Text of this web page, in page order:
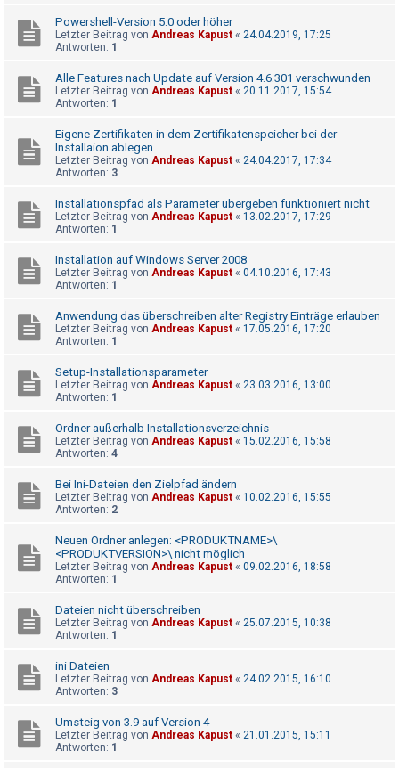
w
o
r
t
e
h
e
e
n
A
k
v
e
m
e
S
u
c
e
Powershell-Version 5.0 oder höher
Letzter Beitrag von Andreas Kapust « 24.04.2019, 17:25
Antworten: 1
Alle Features nach Update auf Version 4.6.301 verschwunden
Letzter Beitrag von Andreas Kapust « 20.11.2017, 15:54
Antworten: 1
Eigene Zertifikaten in dem Zertifikatenspeicher bei der
Installaion ablegen
Letzter Beitrag von Andreas Kapust « 24.04.2017, 17:34
Antworten: 3
Installationspfad als Parameter übergeben funktioniert nicht
Letzter Beitrag von Andreas Kapust « 13.02.2017, 17:29
Antworten: 1
Installation auf Windows Server 2008
Letzter Beitrag von Andreas Kapust « 04.10.2016, 17:43
Antworten: 1
Anwendung das überschreiben alter Registry Einträge erlauben
Letzter Beitrag von Andreas Kapust « 17.05.2016, 17:20
Antworten: 1
Setup-Installationsparameter
Letzter Beitrag von Andreas Kapust « 23.03.2016, 13:00
Antworten: 1
Ordner außerhalb Installationsverzeichnis
Letzter Beitrag von Andreas Kapust « 15.02.2016, 15:58
Antworten: 4
Bei Ini-Dateien den Zielpfad ändern
Letzter Beitrag von Andreas Kapust « 10.02.2016, 15:55
Antworten: 2
Neuen Ordner anlegen: <PRODUKTNAME>\
<PRODUKTVERSION>\ nicht möglich
Letzter Beitrag von Andreas Kapust « 09.02.2016, 18:58
Antworten: 1
Dateien nicht überschreiben
Letzter Beitrag von Andreas Kapust « 25.07.2015, 10:38
Antworten: 1
ini Dateien
Letzter Beitrag von Andreas Kapust « 24.02.2015, 16:10
Antworten: 3
Umsteig von 3.9 auf Version 4
Letzter Beitrag von Andreas Kapust « 21.01.2015, 15:11
Antworten: 1